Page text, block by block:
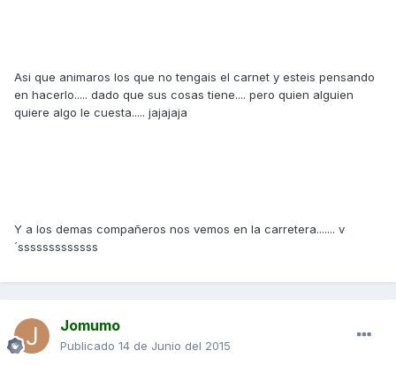
Asi que animaros los que no tengais el carnet y esteis pensando
en hacerlo..... dado que sus cosas tiene.... pero quien alguien
quiere algo le cuesta..... jajajaja
Y a los demas compañeros nos vemos en la carretera....... v
´sssssssssssss
Jomumo
Publicado 14 de Junio del 2015